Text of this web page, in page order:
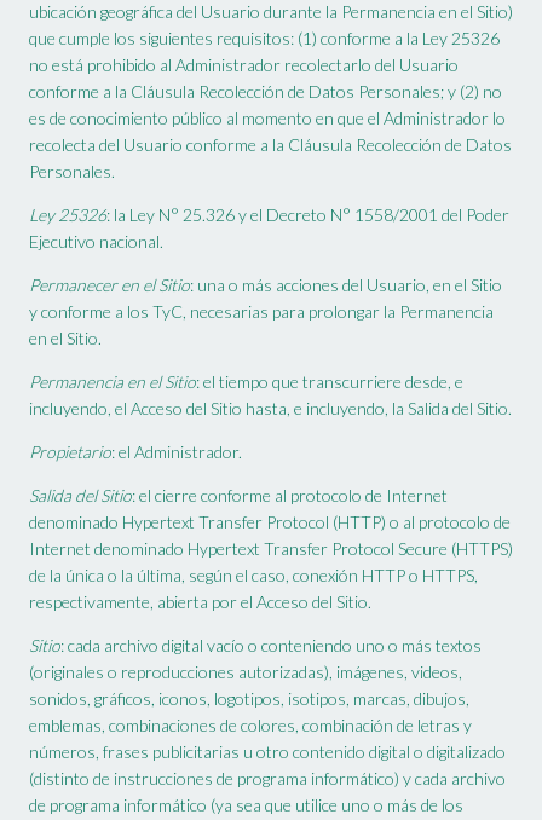
ubicación geográfica del Usuario durante la Permanencia en el Sitio)
que cumple los siguientes requisitos: (1) conforme a la Ley 25326
no está prohibido al Administrador recolectarlo del Usuario
conforme a la Cláusula Recolección de Datos Personales; y (2) no
es de conocimiento público al momento en que el Administrador lo
recolecta del Usuario conforme a la Cláusula Recolección de Datos
Personales.
Ley 25326: la Ley N° 25.326 y el Decreto N° 1558/2001 del Poder
Ejecutivo nacional.
Permanecer en el Sitio: una o más acciones del Usuario, en el Sitio
y conforme a los TyC, necesarias para prolongar la Permanencia
en el Sitio.
Permanencia en el Sitio: el tiempo que transcurriere desde, e
incluyendo, el Acceso del Sitio hasta, e incluyendo, la Salida del Sitio.
Propietario: el Administrador.
Salida del Sitio: el cierre conforme al protocolo de Internet
denominado Hypertext Transfer Protocol (HTTP) o al protocolo de
Internet denominado Hypertext Transfer Protocol Secure (HTTPS)
de la única o la última, según el caso, conexión HTTP o HTTPS,
respectivamente, abierta por el Acceso del Sitio.
Sitio: cada archivo digital vacío o conteniendo uno o más textos
(originales o reproducciones autorizadas), imágenes, videos,
sonidos, gráficos, iconos, logotipos, isotipos, marcas, dibujos,
emblemas, combinaciones de colores, combinación de letras y
números, frases publicitarias u otro contenido digital o digitalizado
(distinto de instrucciones de programa informático) y cada archivo
de programa informático (ya sea que utilice uno o más de los